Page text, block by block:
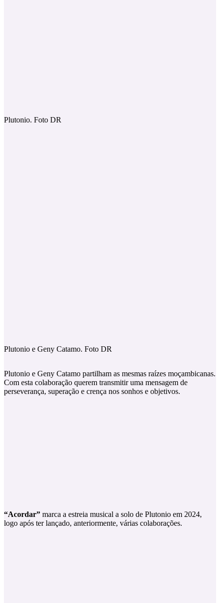
Plutonio. Foto DR
Plutonio e Geny Catamo. Foto DR
Plutonio e Geny Catamo partilham as mesmas raízes moçambicanas.
Com esta colaboração querem transmitir uma mensagem de
perseverança, superação e crença nos sonhos e objetivos.
“Acordar” marca a estreia musical a solo de Plutonio em 2024,
logo após ter lançado, anteriormente, várias colaborações.